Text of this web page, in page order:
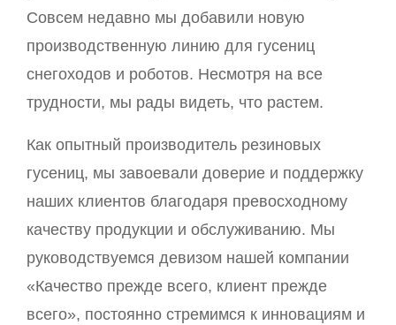
Совсем недавно мы добавили новую
производственную линию для гусениц
снегоходов и роботов. Несмотря на все
трудности, мы рады видеть, что растем.
Как опытный производитель резиновых
гусениц, мы завоевали доверие и поддержку
наших клиентов благодаря превосходному
качеству продукции и обслуживанию. Мы
руководствуемся девизом нашей компании
«Качество прежде всего, клиент прежде
всего», постоянно стремимся к инновациям и